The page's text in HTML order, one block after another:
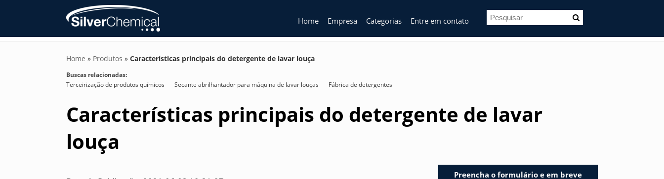
Home Empresa Categorias Entre em contato
Home » Produtos »Características principais do detergente de lavar louça
Buscas relacionadas:
Terceirização de produtos químicos
Secante abrilhantador para máquina de lavar louças Fábrica de detergentes
Características principais do detergente de lavar
louça
Preencha o formulário e em breve